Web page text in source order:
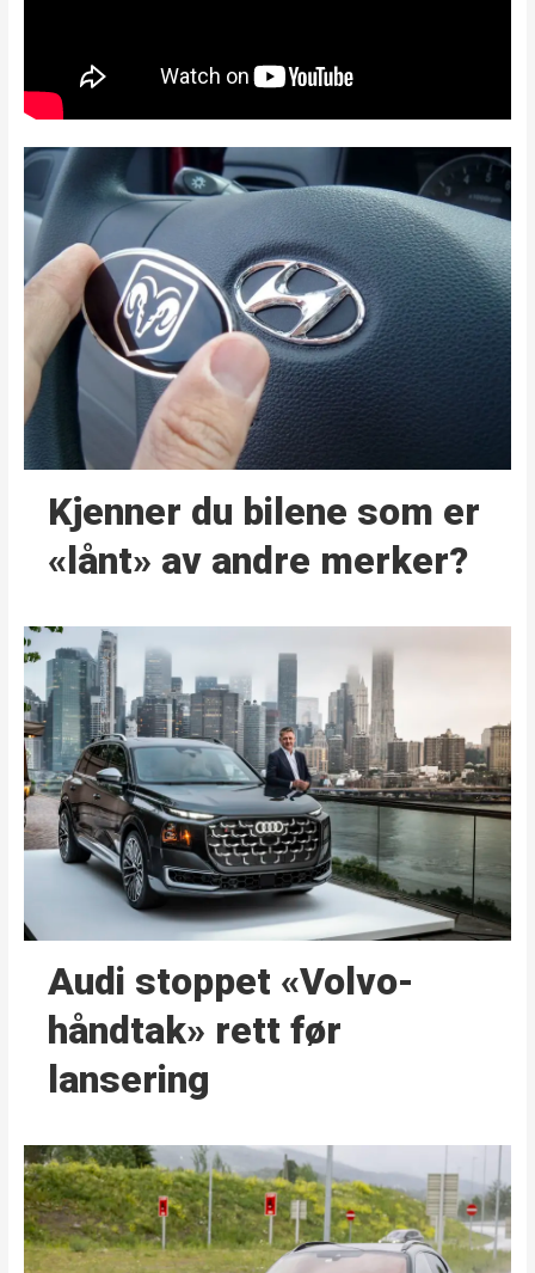
Kjenner du bilene som er
«lånt» av andre merker?
Audi stoppet «Volvo-
håndtak» rett før
lansering